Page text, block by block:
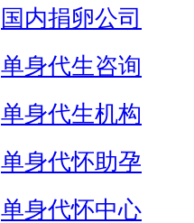
国内捐卵公司
单身代生咨询
单身代生机构
单身代怀助孕
单身代怀中心